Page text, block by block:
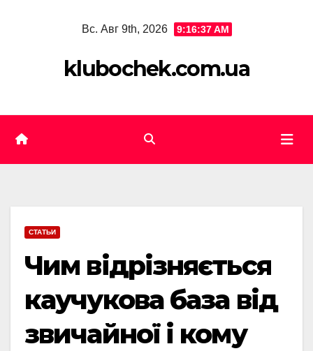
Вс. Авг 9th, 2026 9:16:38 AM
klubochek.com.ua
СТАТЬИ
Чим відрізняється
каучукова база від
звичайної і кому